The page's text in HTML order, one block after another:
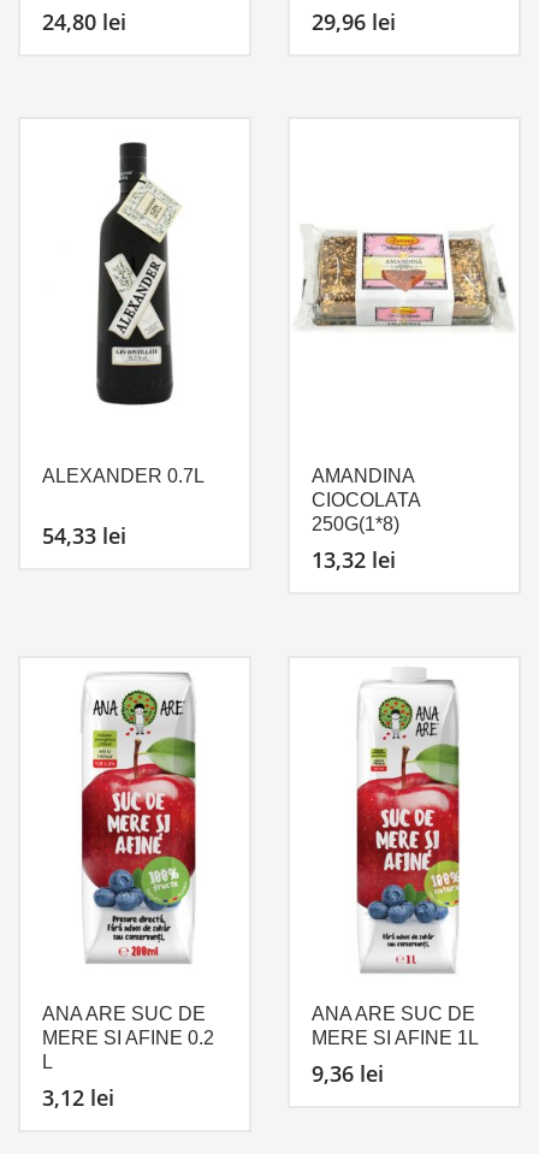
24,80 lei 29,96 lei
ALEXANDER 0.7L
54,33 lei
AMANDINA
CIOCOLATA
250G(1*8)
13,32 lei
ANA ARE SUC DE
MERE SI AFINE 0.2
L
3,12 lei
ANA ARE SUC DE
MERE SI AFINE 1L
9,36 lei